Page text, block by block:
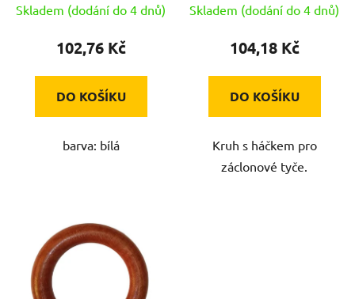
kSkladem (dodání do 4 dnů)
102,76 Kč
DO KOŠÍKU
barva: bílá
Skladem (dodání do 4 dnů)
104,18 Kč
DO KOŠÍKU
Kruh s háčkem pro
záclonové tyče.